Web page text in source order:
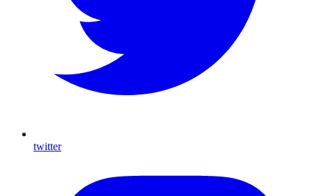
twitter